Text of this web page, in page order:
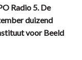
Radio 5. De
duizend
voor Beeld